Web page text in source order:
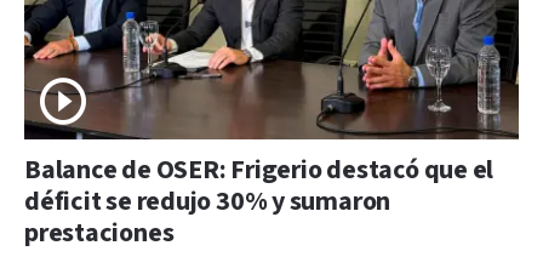
Balance de OSER: Frigerio destacó que el
déficit se redujo 30% y sumaron
prestaciones